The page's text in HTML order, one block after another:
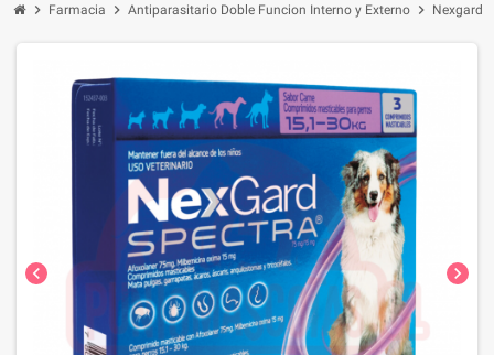
chevron_right Farmacia chevron_right Antiparasitario Doble Funcion Interno y Externo chevron_right Nexgard
chevron_left chevron_right